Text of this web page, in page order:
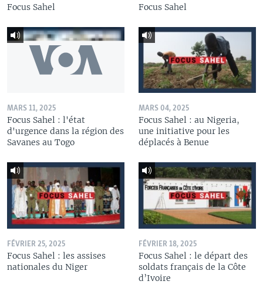
Focus Sahel Focus Sahel
MARS 11, 2025
Focus Sahel : l'état
d'urgence dans la région des
Savanes au Togo
MARS 04, 2025
Focus Sahel : au Nigeria,
une initiative pour les
déplacés à Benue
FÉVRIER 25, 2025
Focus Sahel : les assises
nationales du Niger
FÉVRIER 18, 2025
Focus Sahel : le départ des
soldats français de la Côte
d’Ivoire